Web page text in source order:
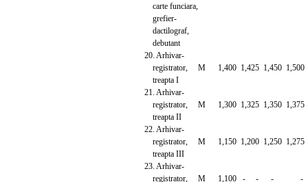
carte funciara,
grefier-
dactilograf,
debutant
20. Arhivar-
registrator, M 1,400 1,425 1,450
treapta I
21. Arhivar-
registrator, M 1,300 1,325 1,350
treapta II
22. Arhivar-
registrator, M 1,150 1,200 1,250
treapta III
23. Arhivar-
registrator, M 1,100 - - - -